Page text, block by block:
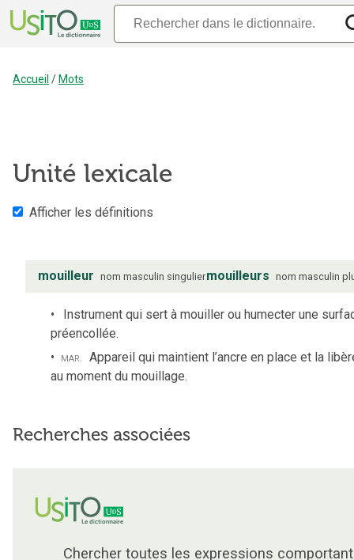
Accueil / Mots
Unité lexicale
Afficher les définitions
mouilleur nom masculin singuliermouilleurs nom masculin
Instrument qui sert à mouiller ou humecter une
préencollée.
mar. Appareil qui maintient l’ancre en place et la
au moment du mouillage.
Recherches associées
Chercher toutes les expressions